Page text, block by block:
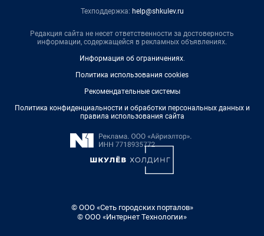
Техподдержка: help@shkulev.ru
Редакция сайта не несет ответственности за достоверность
информации, содержащейся в рекламных объявлениях.
Информация об ограничениях.
Политика использования cookies
Рекомендательные системы
Политика конфиденциальности и обработки персональных данных и
правила использования сайта
© ООО «Сеть городских порталов»
© ООО «Интернет Технологии»